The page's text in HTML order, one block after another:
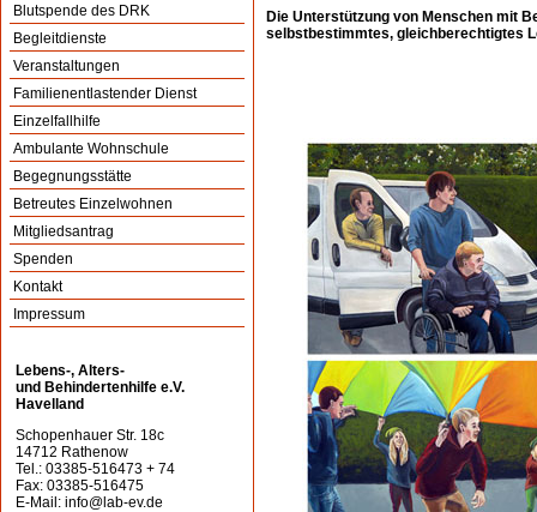
Blutspende des DRK
Begleitdienste
Veranstaltungen
Familienentlastender Dienst
Einzelfallhilfe
Ambulante Wohnschule
Begegnungsstätte
Betreutes Einzelwohnen
Mitgliedsantrag
Spenden
Kontakt
Impressum
Lebens-, Alters-
und Behindertenhilfe e.V.
Havelland
Schopenhauer Str. 18c
14712 Rathenow
Tel.: 03385-516473 + 74
Fax: 03385-516475
E-Mail: info@lab-ev.de
Die Unterstützung von Menschen mit
selbstbestimmtes, gleichberechtigtes